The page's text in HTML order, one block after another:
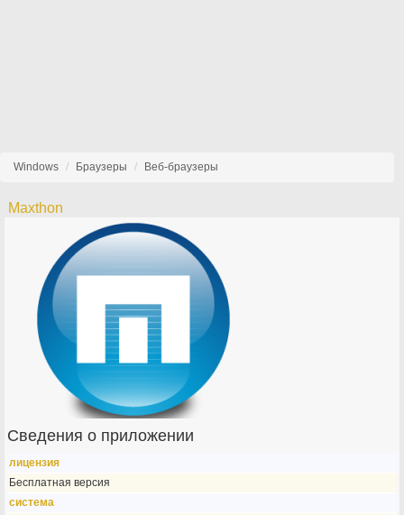
Windows Браузеры Веб-браузеры
Maxthon
Сведения о приложении
лицензия
Бесплатная версия
система